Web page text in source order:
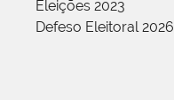
Eleições 2023
Defeso Eleitoral 2026